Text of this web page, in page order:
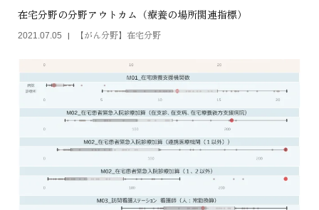
在宅分野の分野アウトカム（療養の場所関連指標）
2021.07.05 【がん分野】在宅分野